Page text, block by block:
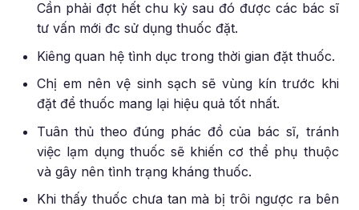
Cần phải đợt hết chu kỳ sau đó được các bác sĩ
tư vấn mới đc sử dụng thuốc đặt.
Kiêng quan hệ tình dục trong thời gian đặt thuốc.
Chị em nên vệ sinh sạch sẽ vùng kín trước khi
đặt để thuốc mang lại hiệu quả tốt nhất.
Tuân thủ theo đúng phác đồ của bác sĩ, tránh
việc lạm dụng thuốc sẽ khiến cơ thể phụ thuộc
và gây nên tình trạng kháng thuốc.
Khi thấy thuốc chưa tan mà bị trôi ngược ra bên